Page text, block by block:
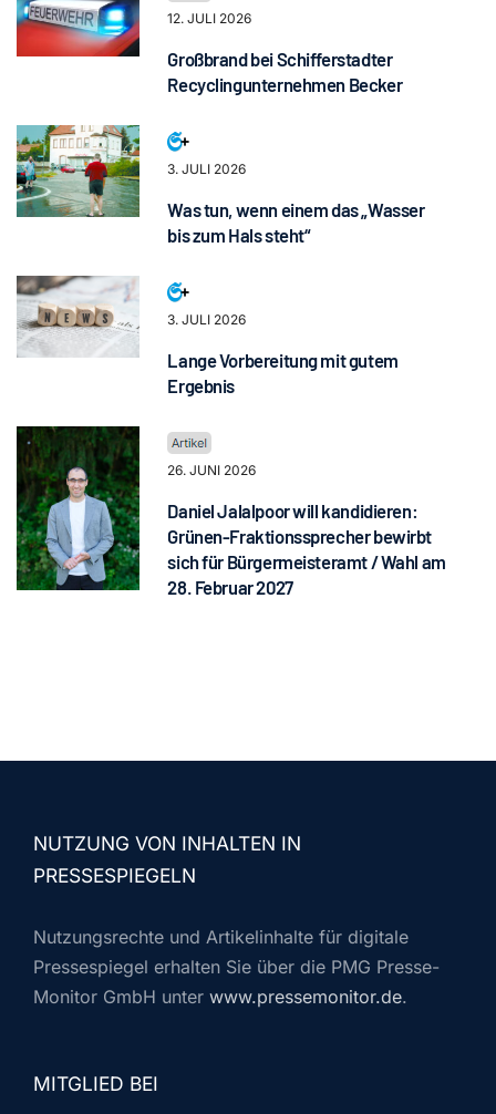
12. JULI 2026
Großbrand bei Schifferstadter
Recyclingunternehmen Becker
3. JULI 2026
Was tun, wenn einem das „Wasser
bis zum Hals steht“
3. JULI 2026
Lange Vorbereitung mit gutem
Ergebnis
26. JUNI 2026
Daniel Jalalpoor will kandidieren:
Grünen-Fraktionssprecher bewirbt
sich für Bürgermeisteramt / Wahl am
28. Februar 2027
NUTZUNG VON INHALTEN IN
PRESSESPIEGELN
Nutzungsrechte und Artikelinhalte für digitale
Pressespiegel erhalten Sie über die PMG Presse-
Monitor GmbH unter www.pressemonitor.de.
MITGLIED BEI